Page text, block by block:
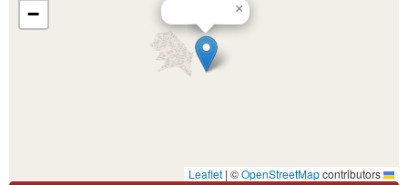
×
−
| ©OpenStreetMapcontributors